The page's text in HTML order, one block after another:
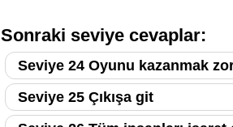
Sonraki seviye cevaplar:
Seviye 24 Oyunu kazanmak
Seviye 25 Çıkışa git